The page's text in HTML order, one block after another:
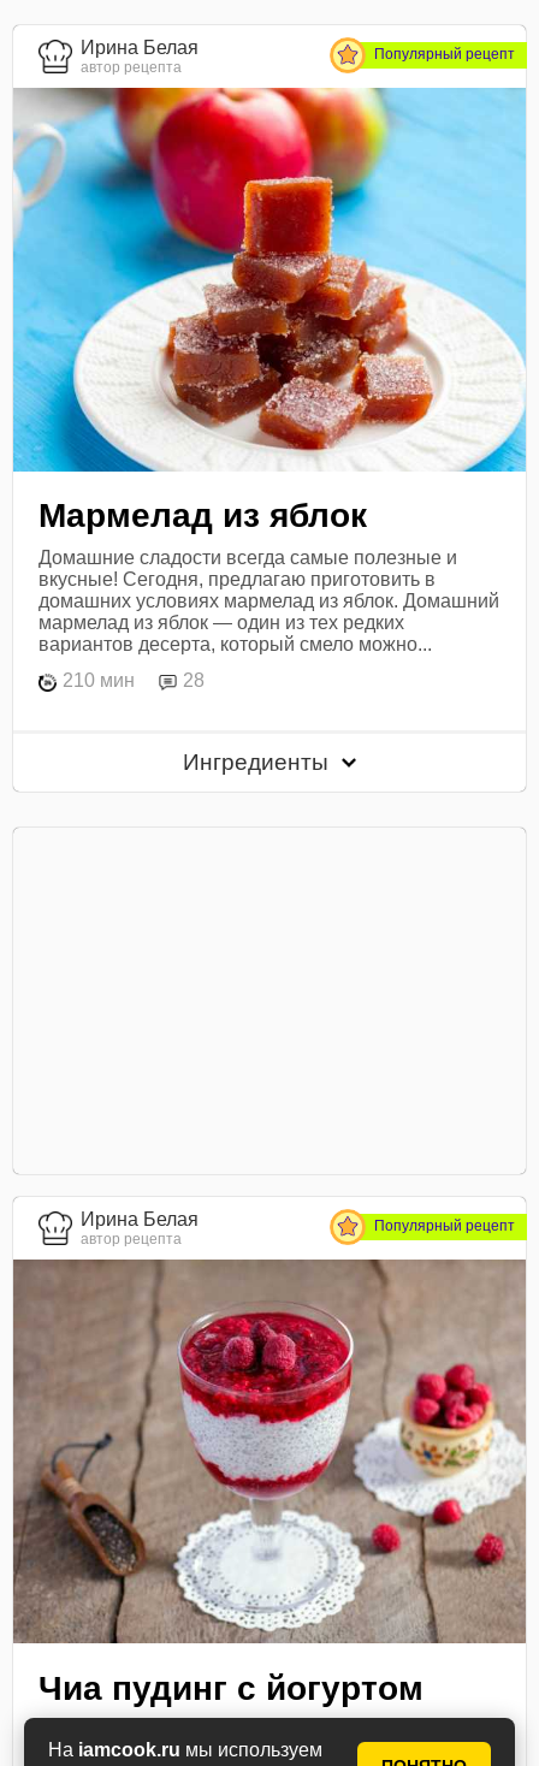
На iamcook.ru мы используем
Ирина Белая
автор рецепта
Популярный рецепт
Мармелад из яблок
Домашние сладости всегда самые полезные и
вкусные! Сегодня, предлагаю приготовить в
домашних условиях мармелад из яблок. Домашний
мармелад из яблок — один из тех редких
вариантов десерта, который смело можно...
210 мин
28
Ингредиенты
Ирина Белая
автор рецепта
Популярный рецепт
Чиа пудинг с йогуртом
полезное и вкусное дополнение к повседневному